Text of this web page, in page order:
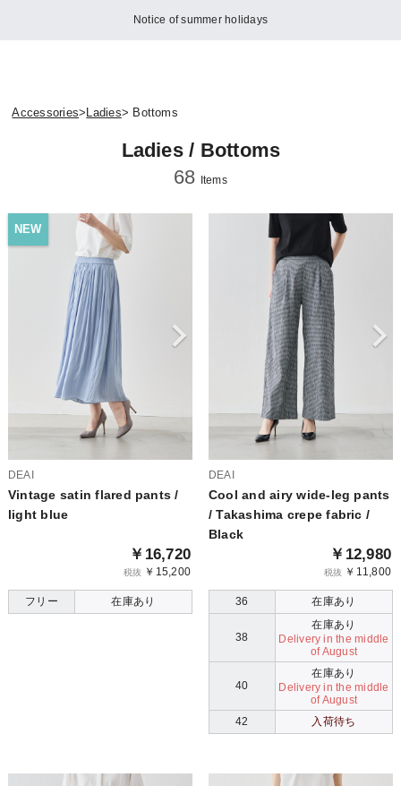
[Important] HITOYOSHI Custom Shirt Orders Reopened
Accessories>Ladies> Bottoms
Ladies / Bottoms
68
Items
NEW
DEAI
Vintage satin flared pants /
light blue
￥16,720
税抜 ￥15,200
フリー 在庫あり
DEAI
Cool and airy wide-leg pants
/ Takashima crepe fabric /
Black
￥12,980
税抜 ￥11,800
36 在庫あり
38
在庫あり
Delivery in the middle
of August
40
在庫あり
Delivery in the middle
of August
42
入荷待ち